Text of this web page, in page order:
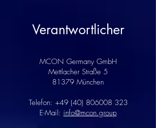
Verantwortlicher
MCON Germany GmbH
Mettlacher Straße 5
81379 München
Telefon: +49 (40) 806008 323
E-Mail: info@mcon.group